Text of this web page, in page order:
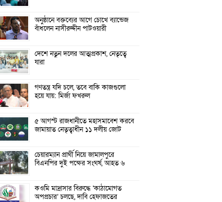
অনুষ্ঠানে বক্তব্যের আগে চোখে ব্যান্ডেজ
বাঁধলেন নাসীরুদ্দীন পাটওয়ারী
দেশে নতুন দলের আত্মপ্রকাশ, নেতৃত্বে
যারা
গণতন্ত্র যদি চলে, তবে বাকি কাজগুলো
হয়ে যায়: মির্জা ফখরুল
৫ আগস্ট রাজধানীতে মহাসমাবেশ করবে
জামায়াত নেতৃত্বাধীন ১১ দলীয় জোট
চেয়ারম্যান প্রার্থী নিয়ে জামালপুরে
বিএনপির দুই পক্ষের সংঘর্ষ, আহত ৬
কওমি মাদ্রাসার বিরুদ্ধে ‘কাঠামোগত
অপপ্রচার’ চলছে, দাবি হেফাজতের